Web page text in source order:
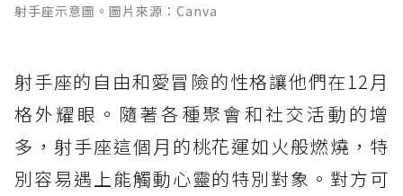
射手座示意圖。圖片來源：Canva
射手座的自由和愛冒險的性格讓他們在12月
格外耀眼。隨著各種聚會和社交活動的增
多，射手座這個月的桃花運如火般燃燒，特
別容易遇上能觸動心靈的特別對象。對方可